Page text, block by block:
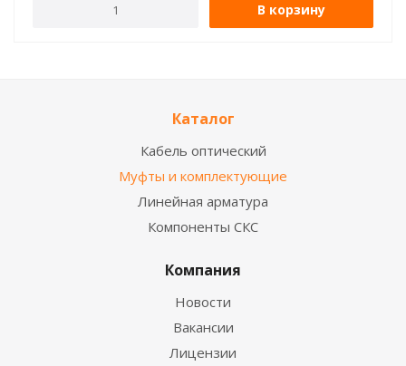
В корзину
Каталог
Кабель оптический
Муфты и комплектующие
Линейная арматура
Компоненты СКС
Компания
Новости
Вакансии
Лицензии